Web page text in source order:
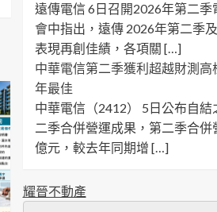
遠傳電信 6日召開2026年第二季
會中指出，遠傳 2026年第二季
表現再創佳績，各項關 […]
中華電信第二季獲利超越財測
年最佳
中華電信（2412） 5日公布自結
二季合併營運成果，第二季合併
億元，較去年同期增 […]
耀晉不動產